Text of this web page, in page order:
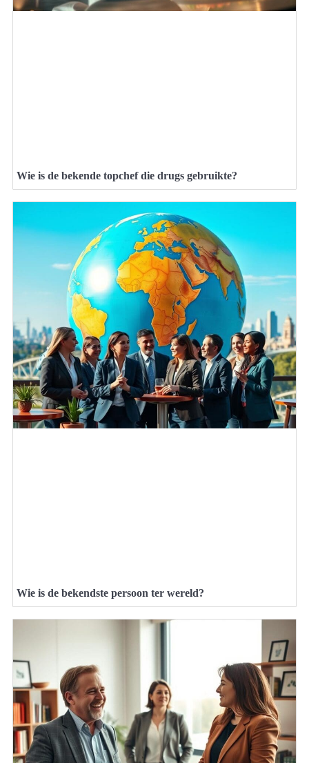
Wie is de bekende topchef die drugs gebruikte?
Wie is de bekendste persoon ter wereld?